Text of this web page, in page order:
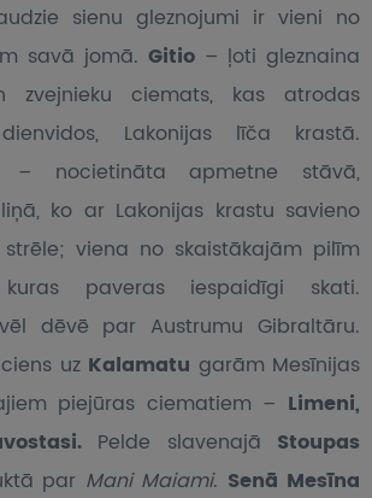
sienu gleznojumi ir vieni no
savā jomā. Gitio – ļoti gleznaina
zvejnieku ciemats, kas atrodas
Lakonijas līča krastā.
– nocietināta apmetne stāvā,
ko ar Lakonijas krastu savieno
viena no skaistākajām pilīm
paveras iespaidīgi skati.
dēvē par Austrumu Gibraltāru.
uz Kalamatu garām Mesīnijas
piejūras ciematiem – Limeni,
Pelde slavenajā Stoupas
par Mani Maiami. Senā Mesīna